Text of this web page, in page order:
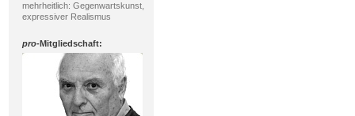
mehrheitlich: Gegenwartskunst,
expressiver Realismus
pro-Mitgliedschaft: